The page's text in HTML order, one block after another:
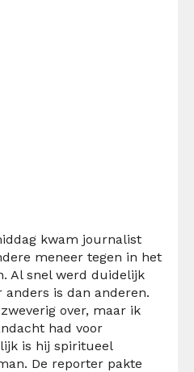
kwam journalist
meneer tegen in het
Al snel werd duidelijk
is dan anderen.
over, maar ik
had voor
is hij spiritueel
De reporter pakte